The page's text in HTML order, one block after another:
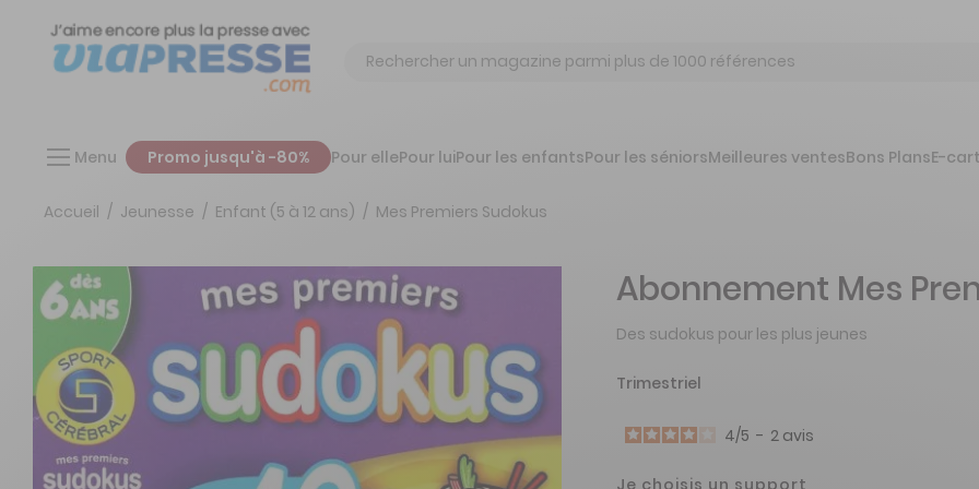
Chercher
Menu Promo jusqu'à -80% Pour ellePour luiPour les enfantsPour les séniorsMeilleures ventesBons PlansE-
Accueil Jeunesse Enfant (5 à 12 ans) Mes Premiers Sudokus
Abonnement Mes
Des sudokus pour les plus jeunes
Trimestriel
4/5 - 2 avis
Je choisis un support